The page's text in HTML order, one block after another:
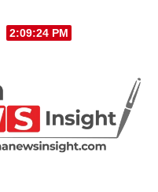
2:09:25 PM